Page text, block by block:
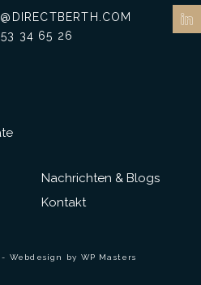
34 65 26
Nachrichten & Blogs
Kontakt
Webdesign by WP Masters